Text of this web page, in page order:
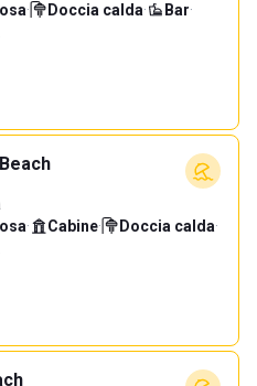
· Doccia calda· Bar·
· Cabine· Doccia calda·